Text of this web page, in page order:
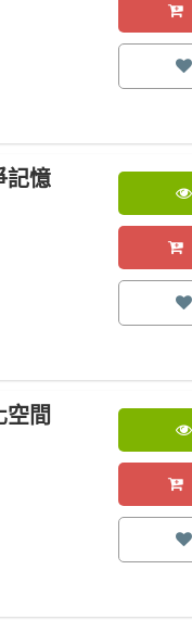
記憶
間